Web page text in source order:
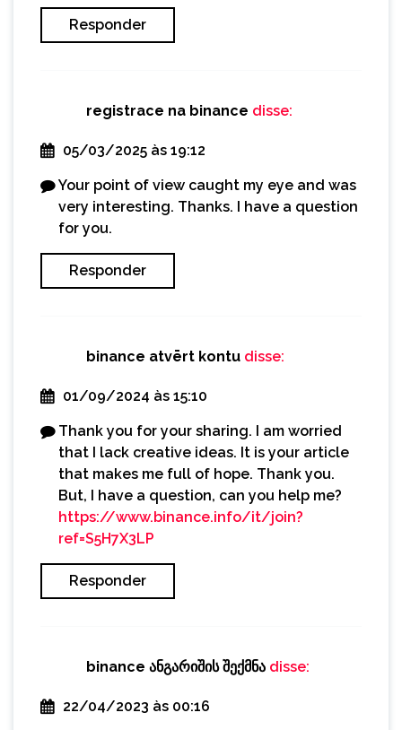
Responder
registrace na binance disse:
05/03/2025 às 19:12
Your point of view caught my eye and was
very interesting. Thanks. I have a question
for you.
Responder
binance atvērt kontu disse:
01/09/2024 às 15:10
Thank you for your sharing. I am worried
that I lack creative ideas. It is your article
that makes me full of hope. Thank you.
But, I have a question, can you help me?
https://www.binance.info/it/join?
ref=S5H7X3LP
Responder
binance ანგარიშის შექმნა disse:
22/04/2023 às 00:16